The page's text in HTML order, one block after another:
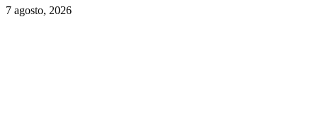
7 agosto, 2026